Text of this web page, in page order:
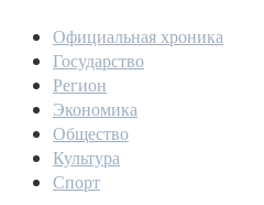
Официальная хроника
Государство
Регион
Экономика
Общество
Культура
Спорт